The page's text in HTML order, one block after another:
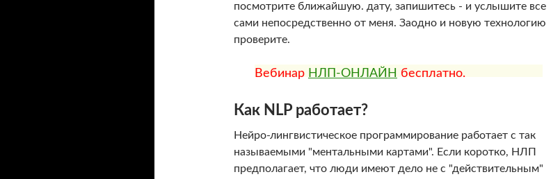
посмотрите ближайшую. дату, запишитесь - и услышите все
сами непосредственно от меня. Заодно и новую технологию
проверите.
Вебинар НЛП-ОНЛАЙН бесплатно.
Как NLP работает?
Нейро-лингвистическое программирование работает с так
называемыми "ментальными картами". Если коротко, НЛП
предполагает, что люди имеют дело не с "действительным"